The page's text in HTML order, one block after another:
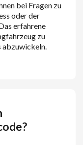
bei Fragen zu
oder der
erfahrene
zu
abzuwickeln.